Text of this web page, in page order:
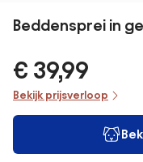
Beddensprei in
€ 39,99
Bekijk prijsverloop